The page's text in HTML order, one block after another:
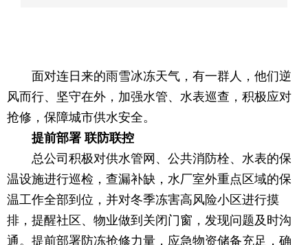
面对连日来的雨雪冰冻天气，有一群人，他们逆
风而行、坚守在外，加强水管、水表巡查，积极应对
抢修，保障城市供水安全。
提前部署 联防联控
总公司积极对供水管网、公共消防栓、水表的保
温设施进行巡检，查漏补缺，水厂室外重点区域的保
温工作全部到位，并对冬季冻害高风险小区进行摸
排，提醒社区、物业做到关闭门窗，发现问题及时沟
通。提前部署防冻抢修力量，应急物资储备充足，确